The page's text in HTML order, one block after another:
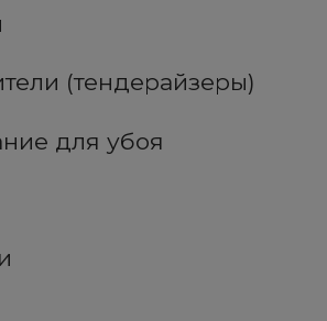
(тендерайзеры)
для убоя